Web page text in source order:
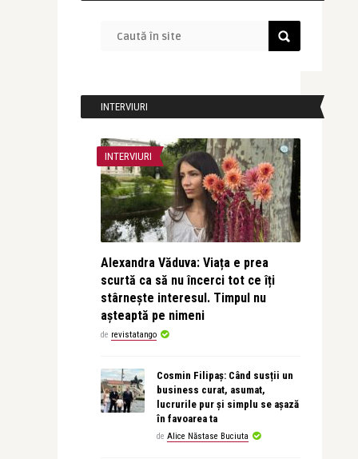
INTERVIURI
INTERVIURI
Alexandra Văduva: Viața e prea
scurtă ca să nu încerci tot ce îți
stârnește interesul. Timpul nu
așteaptă pe nimeni
de revistatango
Cosmin Filipaș: Când susții un
business curat, asumat,
lucrurile pur și simplu se așază
în favoarea ta
de Alice Năstase Buciuta